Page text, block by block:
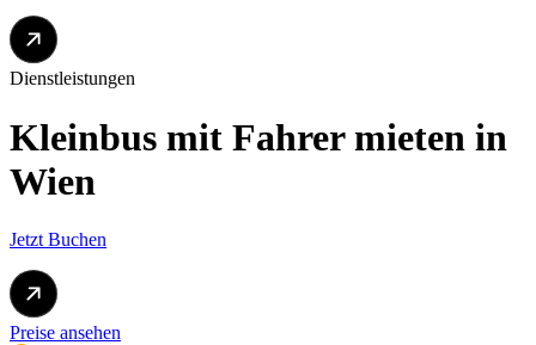
Dienstleistungen
Kleinbus mit Fahrermieten in
Wien
Jetzt Buchen
Preise ansehen